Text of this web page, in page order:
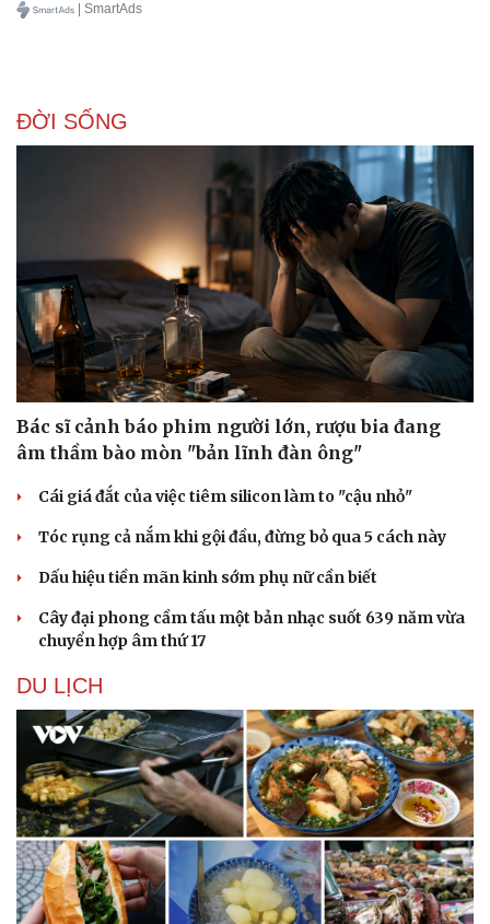
Làm đẹp - giảm cân
| SmartAds
ĐỜI SỐNG
Bác sĩ cảnh báo phim người lớn, rượu bia đang
âm thầm bào mòn "bản lĩnh đàn ông"
Cái giá đắt của việc tiêm silicon làm to "cậu nhỏ"
Tóc rụng cả nắm khi gội đầu, đừng bỏ qua 5 cách này
Dấu hiệu tiền mãn kinh sớm phụ nữ cần biết
Cây đại phong cầm tấu một bản nhạc suốt 639 năm vừa
chuyển hợp âm thứ 17
DU LỊCH